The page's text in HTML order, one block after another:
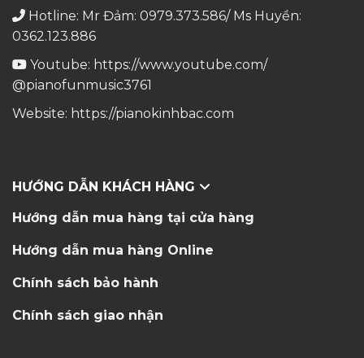
Hotline: Mr Đảm: 0979.373.586/ Ms Huyền:
0362.123.886
Youtube: https://www.youtube.com/
@pianofunmusic3761
Website: https://pianokinhbac.com
HƯỚNG DẪN KHÁCH HÀNG
Hướng dẫn mua hàng tại cửa hàng
Hướng dẫn mua hàng Online
Chính sách bảo hành
Chính sách giao nhận